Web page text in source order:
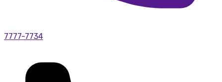
7777-7734